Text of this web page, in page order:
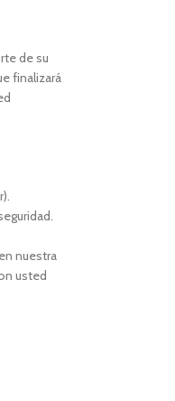
de su
finalizará
nuestra
usted